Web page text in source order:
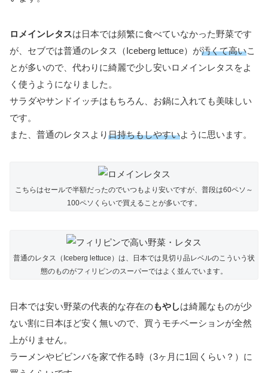
ロメインレタスは日本では頻繁に食べていなかった野菜です
が、セブでは普通のレタス（Iceberg lettuce）が汚くて高いこ
とが多いので、代わりに綺麗で少し安いロメインレタスをよ
く使うようになりました。
サラダやサンドイッチはもちろん、お鍋に入れても美味しい
です。
また、普通のレタスより日持ちもしやすいように思います。
こちらはセールで半額だったのでいつもより安いですが、普段は60ペソ～
100ペソくらいで買えることが多いです。
普通のレタス（Iceberg lettuce）は、日本では見切り品レベルのこういう状
態のものがフィリピンのスーパーではよく並んでいます。
日本では安い野菜の代表的な存在のもやしは綺麗なものが少
ない割に日本ほど安く無いので、買うモチベーションが全然
上がりません。
ラーメンやビビンバを家で作る時（3ヶ月に1回くらい？）に